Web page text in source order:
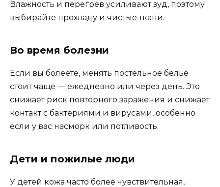
Влажность и перегрев усиливают зуд, поэтому
выбирайте прохладу и чистые ткани.
Во время болезни
Если вы болеете, менять постельное бельё
стоит чаще — ежедневно или через день. Это
снижает риск повторного заражения и снижает
контакт с бактериями и вирусами, особенно
если у вас насморк или потливость.
Дети и пожилые люди
У детей кожа часто более чувствительная,